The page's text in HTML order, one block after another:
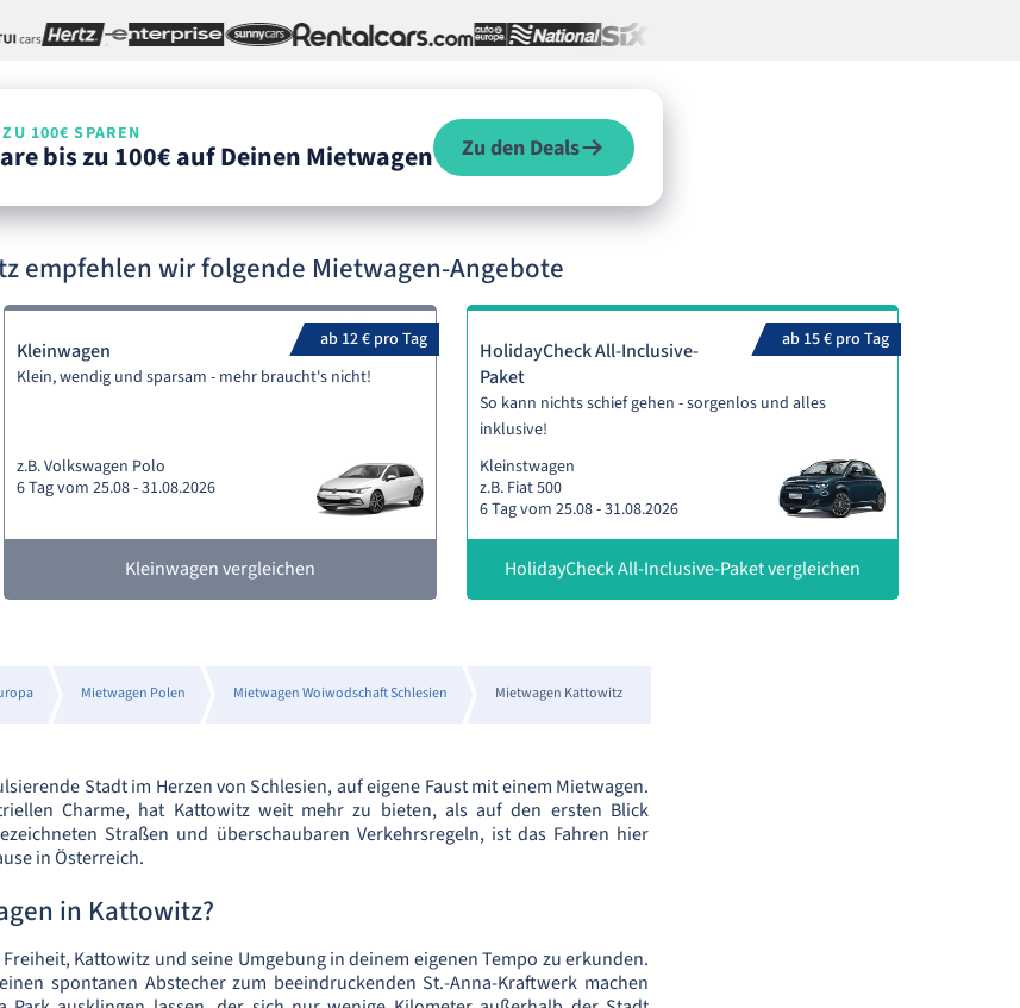
100€ SPAREN
bis zu 100€ auf Deinen Mietwagen Zu den Deals
empfehlen wir folgende Mietwagen-Angebote
ab 12 € pro Tag
Kleinwagen
Klein, wendig und sparsam - mehr braucht's nicht!
z.B. Volkswagen Polo
6 Tag vom 25.08 - 31.08.2026
Kleinwagen vergleichen
ab 15 € pro Tag
HolidayCheck All-Inclusive-
Paket
So kann nichts schief gehen - sorgenlos und alles
inklusive!
Kleinstwagen
z.B. Fiat 500
6 Tag vom 25.08 - 31.08.2026
HolidayCheck All-Inclusive-Paket vergleichen
Mietwagen Polen Mietwagen Woiwodschaft Schlesien Mietwagen Kattowitz
Stadt im Herzen von Schlesien, auf eigene Faust mit einem Mietwagen.
Charme, hat Kattowitz weit mehr zu bieten, als auf den ersten Blick
Straßen und überschaubaren Verkehrsregeln, ist das Fahren hier
in Österreich.
in Kattowitz?
Kattowitz und seine Umgebung in deinem eigenen Tempo zu erkunden.
spontanen Abstecher zum beeindruckenden St.-Anna-Kraftwerk machen